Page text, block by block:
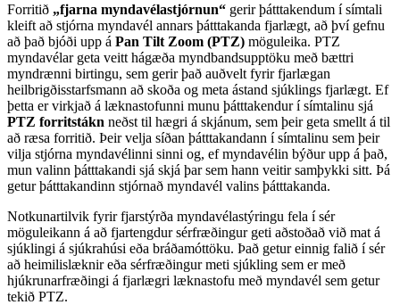
Forritið „fjarna myndavélastjórnun“ gerir þátttakendum í símtali
kleift að stjórna myndavél annars þátttakanda fjarlægt, að því gefnu
að það bjóði upp á Pan Tilt Zoom (PTZ) möguleika. PTZ
myndavélar geta veitt hágæða myndbandsupptöku með bættri
myndrænni birtingu, sem gerir það auðvelt fyrir fjarlægan
heilbrigðisstarfsmann að skoða og meta ástand sjúklings fjarlægt. Ef
þetta er virkjað á læknastofunni munu þátttakendur í símtalinu sjá
PTZ forritstákn neðst til hægri á skjánum, sem þeir geta smellt á til
að ræsa forritið. Þeir velja síðan þátttakandann í símtalinu sem þeir
vilja stjórna myndavélinni sinni og, ef myndavélin býður upp á það,
mun valinn þátttakandi sjá skjá þar sem hann veitir samþykki sitt. Þá
getur þátttakandinn stjórnað myndavél valins þátttakanda.
Notkunartilvik fyrir fjarstýrða myndavélastýringu fela í sér
möguleikann á að fjartengdur sérfræðingur geti aðstoðað við mat á
sjúklingi á sjúkrahúsi eða bráðamóttöku. Það getur einnig falið í sér
að heimilislæknir eða sérfræðingur meti sjúkling sem er með
hjúkrunarfræðingi á fjarlægri læknastofu með myndavél sem getur
tekið PTZ.